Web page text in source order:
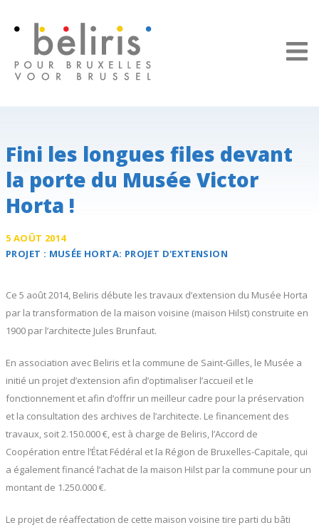
Fini les longues files devant
la porte du Musée Victor
Horta !
5 AOÛT 2014
PROJET : MUSÉE HORTA: PROJET D'EXTENSION
Ce 5 août 2014, Beliris débute les travaux d’extension du Musée Horta
par la transformation de la maison voisine (maison Hilst) construite en
1900 par l’architecte Jules Brunfaut.
En association avec Beliris et la commune de Saint-Gilles, le Musée a
initié un projet d’extension afin d’optimaliser l’accueil et le
fonctionnement et afin d’offrir un meilleur cadre pour la préservation
et la consultation des archives de l’architecte. Le financement des
travaux, soit 2.150.000 €, est à charge de Beliris, l’Accord de
Coopération entre l’État Fédéral et la Région de Bruxelles-Capitale, qui
a également financé l’achat de la maison Hilst par la commune pour un
montant de 1.250.000 €.
Le projet de réaffectation de cette maison voisine tire parti du bâti